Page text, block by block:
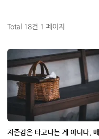
Total 18건 1 페이지
자존감은 타고나는 게 아니다. 매